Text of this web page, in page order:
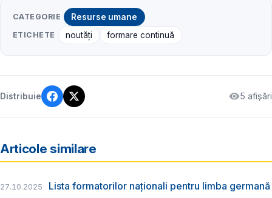
CATEGORIE Resurse umane
ETICHETE noutăți formare continuă
Distribuie 5 afișări
Articole similare
27.10.2025 Lista formatorilor naționali pentru limba germană